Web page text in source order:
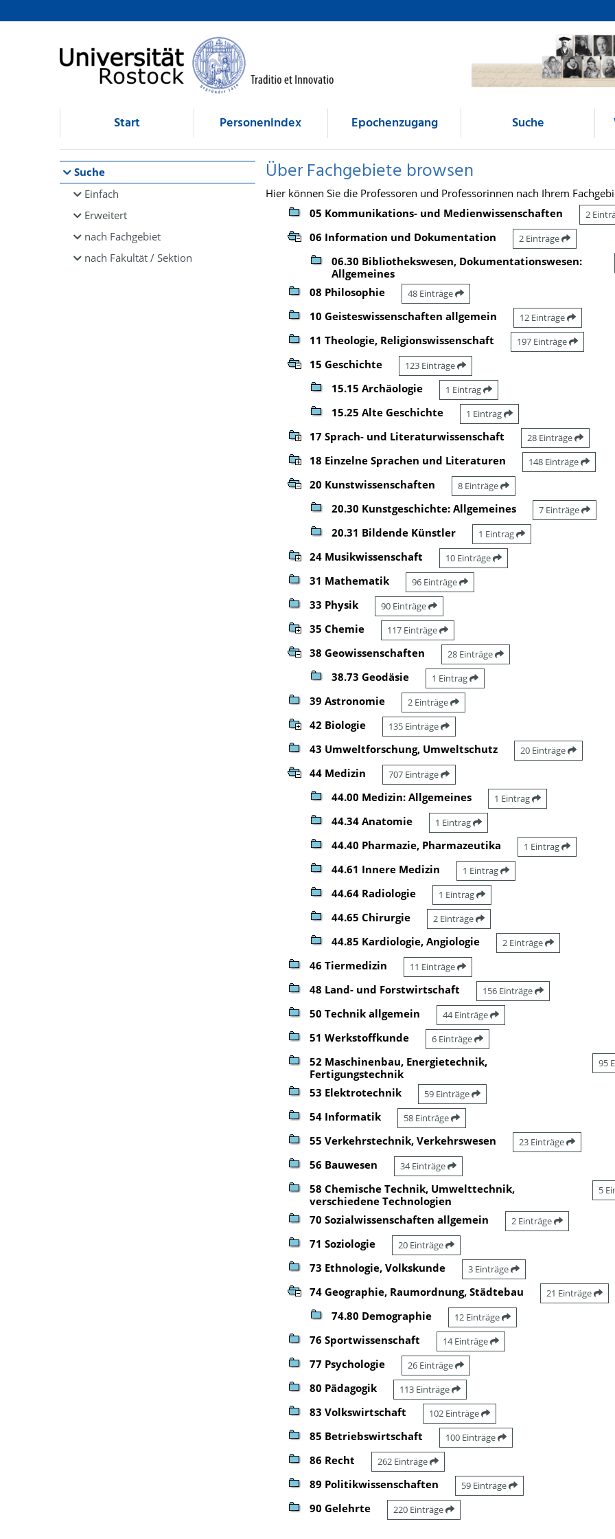
Browsen
direkt zum Inhalt
Start Personenindex Epochenzugang Suche
Suche
Einfach
Erweitert
nach Fachgebiet
nach Fakultät / Sektion
Über Fachgebiete browsen
Hier können Sie die Professoren und Professorinnen nach Ihrem
05 Kommunikations- und Medienwissenschaften
2
06 Information und Dokumentation 2 Einträge
06.30 Bibliothekswesen, Dokumentationswesen:
Allgemeines
08 Philosophie 48 Einträge
10 Geisteswissenschaften allgemein 12 Einträge
11 Theologie, Religionswissenschaft 197 Einträge
15 Geschichte 123 Einträge
15.15 Archäologie 1 Eintrag
15.25 Alte Geschichte 1 Eintrag
17 Sprach- und Literaturwissenschaft 28 Einträge
18 Einzelne Sprachen und Literaturen 148 Einträge
20 Kunstwissenschaften 8 Einträge
20.30 Kunstgeschichte: Allgemeines 7 Einträge
20.31 Bildende Künstler 1 Eintrag
24 Musikwissenschaft 10 Einträge
31 Mathematik 96 Einträge
33 Physik 90 Einträge
35 Chemie 117 Einträge
38 Geowissenschaften 28 Einträge
38.73 Geodäsie 1 Eintrag
39 Astronomie 2 Einträge
42 Biologie 135 Einträge
43 Umweltforschung, Umweltschutz 20 Einträge
44 Medizin 707 Einträge
44.00 Medizin: Allgemeines 1 Eintrag
44.34 Anatomie 1 Eintrag
44.40 Pharmazie, Pharmazeutika 1 Eintrag
44.61 Innere Medizin 1 Eintrag
44.64 Radiologie 1 Eintrag
44.65 Chirurgie 2 Einträge
44.85 Kardiologie, Angiologie 2 Einträge
46 Tiermedizin 11 Einträge
48 Land- und Forstwirtschaft 156 Einträge
50 Technik allgemein 44 Einträge
51 Werkstoffkunde 6 Einträge
52 Maschinenbau, Energietechnik,
Fertigungstechnik
95
53 Elektrotechnik 59 Einträge
54 Informatik 58 Einträge
55 Verkehrstechnik, Verkehrswesen 23 Einträge
56 Bauwesen 34 Einträge
58 Chemische Technik, Umwelttechnik,
verschiedene Technologien
5
70 Sozialwissenschaften allgemein 2 Einträge
71 Soziologie 20 Einträge
73 Ethnologie, Volkskunde 3 Einträge
74 Geographie, Raumordnung, Städtebau 21 Einträge
74.80 Demographie 12 Einträge
76 Sportwissenschaft 14 Einträge
77 Psychologie 26 Einträge
80 Pädagogik 113 Einträge
83 Volkswirtschaft 102 Einträge
85 Betriebswirtschaft 100 Einträge
86 Recht 262 Einträge
89 Politikwissenschaften 59 Einträge
90 Gelehrte 220 Einträge